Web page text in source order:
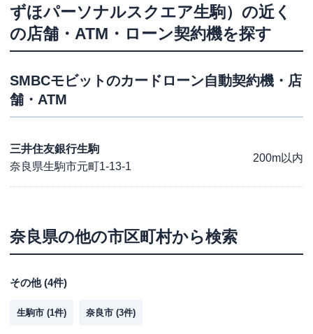
ずほパーソナルスクエア生駒） の近く
の店舗・ATM・ローン契約機を探す
SMBCモビットのカードローン自動契約機・店
舗・ATM
三井住友銀行生駒
奈良県生駒市元町1-13-1
200m以内
奈良県の他の市区町村から検索
その他(4件)
生駒市 (1件) 奈良市 (3件)